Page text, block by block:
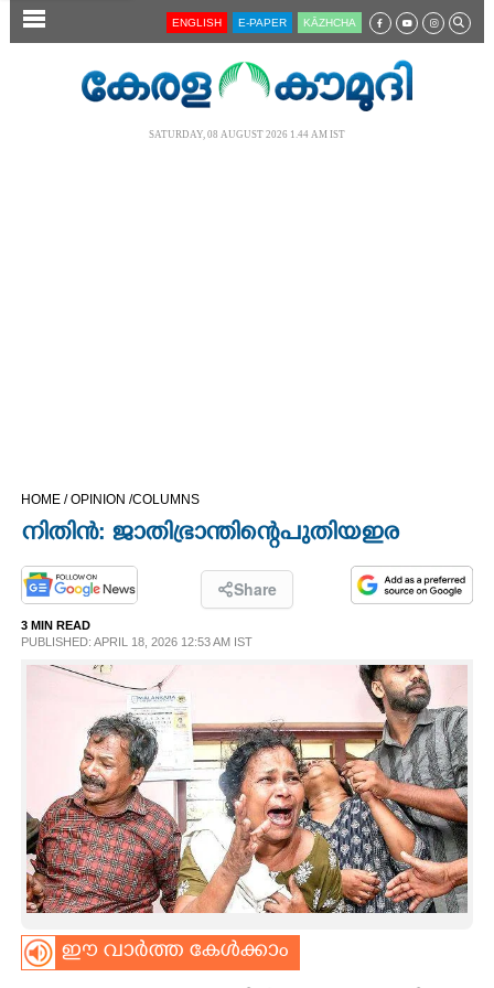
SECTIONS
OPINION
PHOTOS
SPIRITUAL
INFO+
ART
ASTRO
ENGLISH E-PAPER KĀZHCHA
SATURDAY, 08 AUGUST 2026 1.44 AM IST
HOME /OPINION /COLUMNS
നി​തി​ൻ​:​ ​ജാ​തി​ഭ്രാ​ന്തി​ന്റെ​ ​പു​തി​യ​ ​ഇര
Share
3 MIN READ
PUBLISHED: APRIL 18, 2026 12:53 AM IST
ഈ വാർത്ത കേൾക്കാം